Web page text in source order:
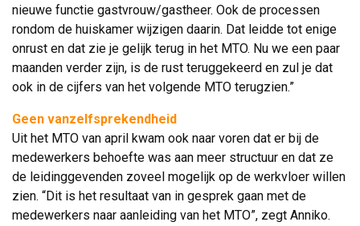
nieuwe functie gastvrouw/gastheer. Ook de processen
rondom de huiskamer wijzigen daarin. Dat leidde tot enige
onrust en dat zie je gelijk terug in het MTO. Nu we een paar
maanden verder zijn, is de rust teruggekeerd en zul je dat
ook in de cijfers van het volgende MTO terugzien.”
Geen vanzelfsprekendheid
Uit het MTO van april kwam ook naar voren dat er bij de
medewerkers behoefte was aan meer structuur en dat ze
de leidinggevenden zoveel mogelijk op de werkvloer willen
zien. “Dit is het resultaat van in gesprek gaan met de
medewerkers naar aanleiding van het MTO”, zegt Anniko.